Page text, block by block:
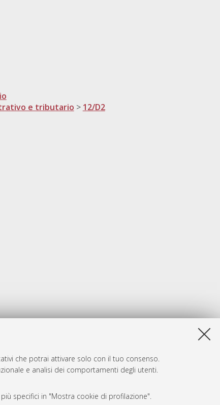
che potrai attivare solo con il tuo consenso.
e analisi dei comportamenti degli utenti.
specifici in "Mostra cookie di profilazione".
e tributario > 12/D2